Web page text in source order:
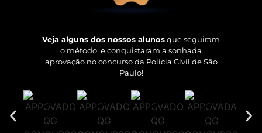
Veja alguns dos nossos alunosque seguiram
o método, e conquistaram a sonhada
aprovação no concurso da Polícia Civil de São
Paulo!